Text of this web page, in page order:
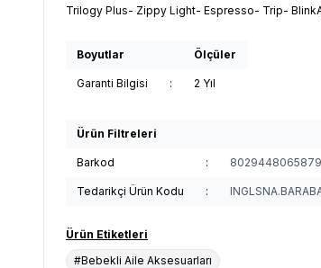
Trilogy Plus- Zippy Light- Espresso- Trip-
Boyutlar Ölçüler
Garanti Bilgisi : 2 Yıl
Ürün Filtreleri
Barkod : 8029448065879
Tedarikçi Ürün Kodu :
Ürün Etiketleri
#Bebekli Aile Aksesuarları